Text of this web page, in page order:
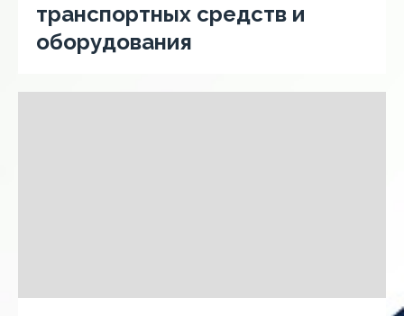
транспортных средств и
оборудования